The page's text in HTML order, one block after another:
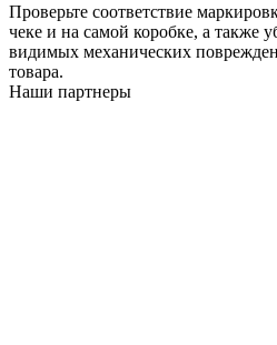
Проверьте соответствие
чеке и на самой коробке, а также
видимых механических
товара.
Наши партнеры